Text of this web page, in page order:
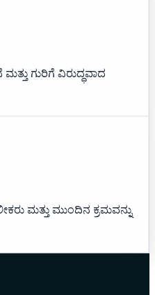
ಗುರಿಗೆ ವಿರುದ್ಧವಾದ
ಮತ್ತು ಮುಂದಿನ ಕ್ರಮವನ್ನು